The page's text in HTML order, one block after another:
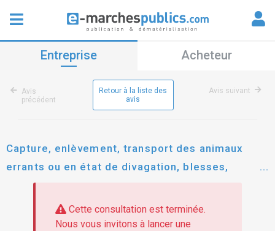
Entreprise Acheteur
Avis
précédent
Retour à la liste des
avis
Avis suivant
Capture, enlèvement, transport des animaux
errants ou en état de divagation, blesses,
dangereux ou morts sur la commune de saint-
dizier et prestation de fourrière animale-.
Cette consultation est terminée.
Nous vous invitons à lancer une